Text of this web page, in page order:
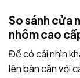
So sánh cửa
nhôm cao
Để có cái nhìn
lên bàn cân với